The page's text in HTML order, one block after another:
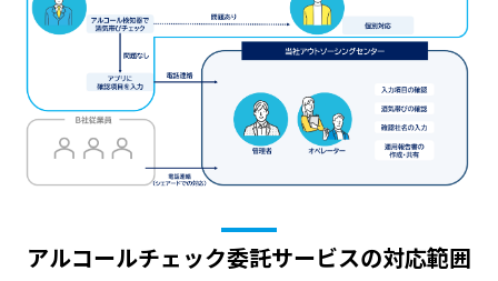
アルコールチェック委託サービスの対応範囲